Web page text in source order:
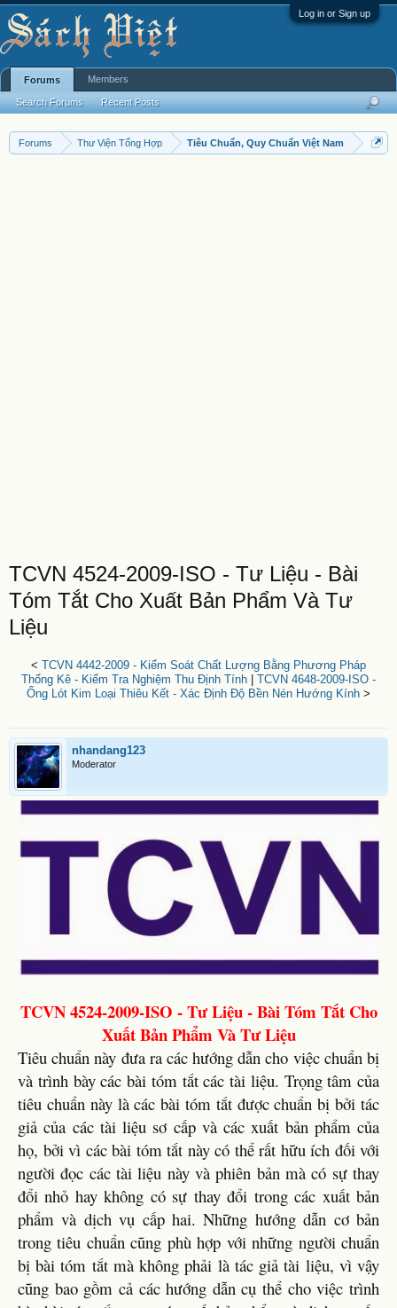
Log in or Sign up
Forums Thư Viện Tổng Hợp Tiêu Chuẩn, Quy Chuẩn Việt Nam
TCVN 4524-2009-ISO - Tư Liệu - Bài
Tóm Tắt Cho Xuất Bản Phẩm Và Tư
Liệu
< TCVN 4442-2009 - Kiểm Soát Chất Lượng Bằng Phương Pháp
Thống Kê - Kiểm Tra Nghiệm Thu Định Tính
TCVN 4648-2009-ISO -
Ống Lót Kim Loại Thiêu Kết - Xác Định Độ Bền Nén Hướng Kính >
nhandang123
Moderator
TCVN 4524-2009-ISO - Tư Liệu - Bài Tóm Tắt Cho
Xuất Bản Phẩm Và Tư Liệu
Tiêu chuẩn này đưa ra các hướng dẫn cho việc chuẩn bị
và trình bày các bài tóm tắt các tài liệu. Trọng tâm của
tiêu chuẩn này là các bài tóm tắt được chuẩn bị bởi tác
giả của các tài liệu sơ cấp và các xuất bản phẩm của
họ, bởi vì các bài tóm tắt này có thể rất hữu ích đối với
người đọc các tài liệu này và phiên bản mà có sự thay
đổi nhỏ hay không có sự thay đổi trong các xuất bản
phẩm và dịch vụ cấp hai. Những hướng dẫn cơ bản
trong tiêu chuẩn cũng phù hợp với những người chuẩn
bị bài tóm tắt mà không phải là tác giả tài liệu, vì vậy
cũng bao gồm cả các hướng dẫn cụ thể cho việc trình
Forums
Search Forums Recent Posts
Members